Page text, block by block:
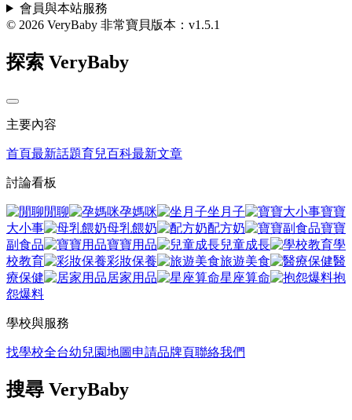
會員與本站服務
© 2026 VeryBaby 非常寶貝版本：v1.5.1
探索 VeryBaby
主要內容
首頁最新話題育兒百科最新文章
討論看板
閒聊 孕媽咪 坐月子
寶寶
大小事
母乳餵奶 配方奶
寶寶
副食品
寶寶用品 兒童成長
學
校教育
彩妝保養 旅遊美食
醫
療保健
居家用品 星座算命
抱
怨爆料
學校與服務
找學校全台幼兒園地圖 申請品牌頁聯絡我們
搜尋 VeryBaby